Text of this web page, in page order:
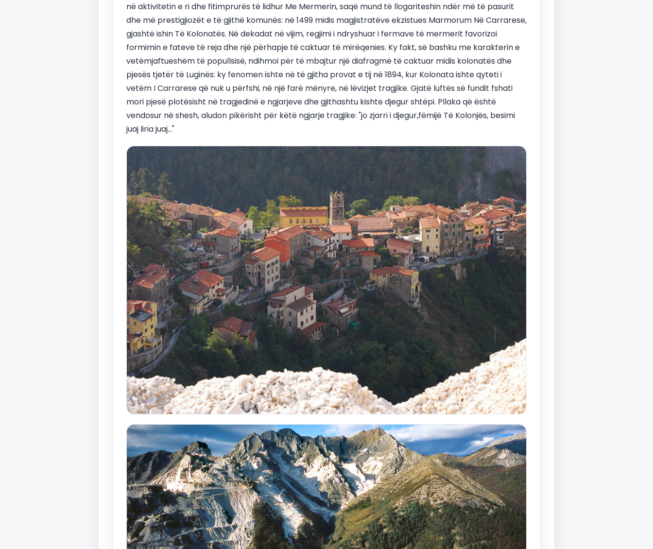
në aktivitetin e ri dhe fitimprurës të lidhur Me Mermerin, saqë mund të llogariteshin ndër më të pasurit
dhe më prestigjiozët e të gjithë komunës: në 1499 midis magjistratëve ekzistues Marmorum Në Carrarese,
gjashtë ishin Të Kolonatës. Në dekadat në vijim, regjimi i ndryshuar i fermave të mermerit favorizoi
formimin e fateve të reja dhe një përhapje të caktuar të mirëqenies. Ky fakt, së bashku me karakterin e
vetëmjaftueshëm të popullsisë, ndihmoi për të mbajtur një diafragmë të caktuar midis kolonatës dhe
pjesës tjetër të Luginës: ky fenomen ishte në të gjitha provat e tij në 1894, kur Kolonata ishte qyteti i
vetëm I Carrarese që nuk u përfshi, në një farë mënyre, në lëvizjet tragjike. Gjatë luftës së fundit fshati
mori pjesë plotësisht në tragjedinë e ngjarjeve dhe gjithashtu kishte djegur shtëpi. Pllaka që është
vendosur në shesh, aludon pikërisht për këtë ngjarje tragjike: "jo zjarri i djegur,fëmijë Të Kolonjës, besimi
juaj liria juaj..."